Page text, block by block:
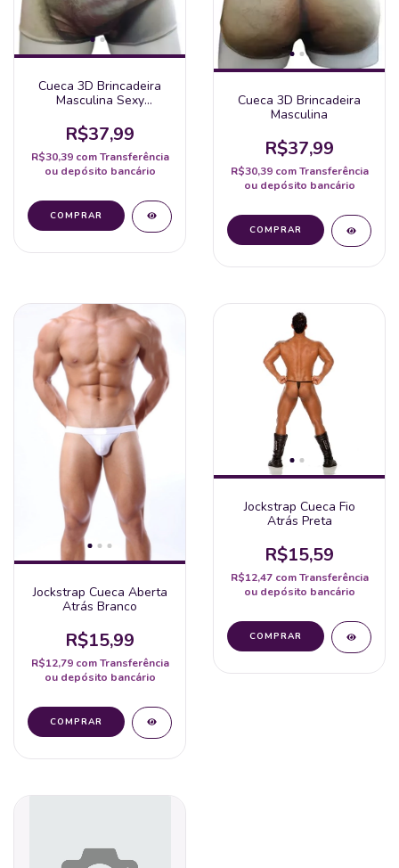
Cueca 3D Brincadeira
Masculina Sexy
R$37,99
R$30,39 com Transferência
ou depósito bancário
Cueca 3D Brincadeira
Masculina
R$37,99
R$30,39 com Transferência
ou depósito bancário
Jockstrap Cueca Aberta
Atrás Branco
R$15,99
R$12,79 com Transferência
ou depósito bancário
Jockstrap Cueca Fio
Atrás Preta
R$15,59
R$12,47 com Transferência
ou depósito bancário